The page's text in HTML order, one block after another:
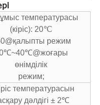
температурасы
(кіріс): 20℃
режим
өнімділік
режим;
температурасын
дәлдігі ± 2℃